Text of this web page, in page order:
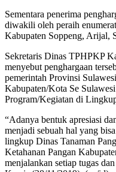
Sementara penerima
diwakili oleh peraih
Kabupaten Soppeng, Arijal,
Sekretaris Dinas TPHPKP
menyebut penghargaan
pemerintah Provinsi
Kabupaten/Kota Se
Program/Kegiatan di
“Adanya bentuk apresiasi
menjadi sebuah hal yang
lingkup Dinas Tanaman
Ketahanan Pangan
menjalankan setiap tugas